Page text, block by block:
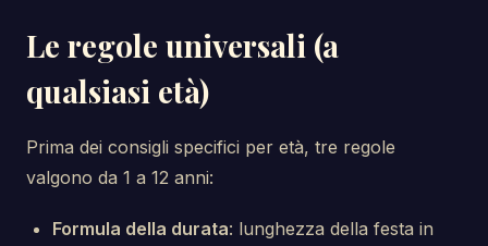
Le regole universali (a
qualsiasi età)
Prima dei consigli specifici per età, tre regole
valgono da 1 a 12 anni:
Formula della durata: lunghezza della festa in